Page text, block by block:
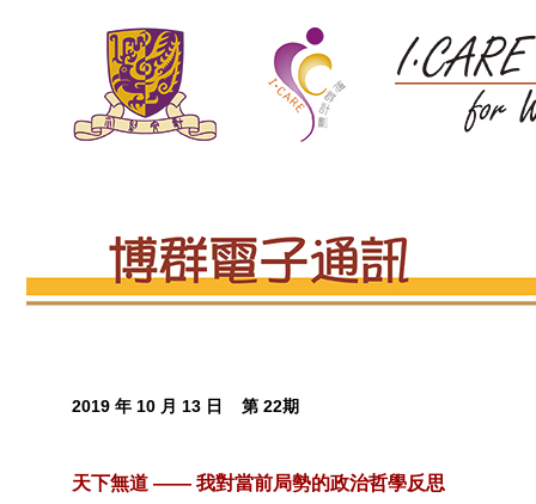
2019 年 10 月 13 日 第 22期
天下無道 —— 我對當前局勢的政治哲學反思